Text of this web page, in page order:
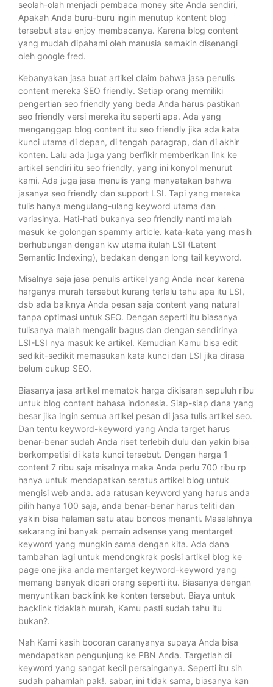
seolah-olah menjadi pembaca money site Anda sendiri,
Apakah Anda buru-buru ingin menutup kontent blog
tersebut atau enjoy membacanya. Karena blog content
yang mudah dipahami oleh manusia semakin disenangi
oleh google fred.
Kebanyakan jasa buat artikel claim bahwa jasa penulis
content mereka SEO friendly. Setiap orang memiliki
pengertian seo friendly yang beda Anda harus pastikan
seo friendly versi mereka itu seperti apa. Ada yang
menganggap blog content itu seo friendly jika ada kata
kunci utama di depan, di tengah paragrap, dan di akhir
konten. Lalu ada juga yang berfikir memberikan link ke
artikel sendiri itu seo friendly, yang ini konyol menurut
kami. Ada juga jasa menulis yang menyatakan bahwa
jasanya seo friendly dan support LSI. Tapi yang mereka
tulis hanya mengulang-ulang keyword utama dan
variasinya. Hati-hati bukanya seo friendly nanti malah
masuk ke golongan spammy article. kata-kata yang masih
berhubungan dengan kw utama itulah LSI (Latent
Semantic Indexing), bedakan dengan long tail keyword.
Misalnya saja jasa penulis artikel yang Anda incar karena
harganya murah tersebut kurang terlalu tahu apa itu LSI,
dsb ada baiknya Anda pesan saja content yang natural
tanpa optimasi untuk SEO. Dengan seperti itu biasanya
tulisanya malah mengalir bagus dan dengan sendirinya
LSI-LSI nya masuk ke artikel. Kemudian Kamu bisa edit
sedikit-sedikit memasukan kata kunci dan LSI jika dirasa
belum cukup SEO.
Biasanya jasa artikel mematok harga dikisaran sepuluh ribu
untuk blog content bahasa indonesia. Siap-siap dana yang
besar jika ingin semua artikel pesan di jasa tulis artikel seo.
Dan tentu keyword-keyword yang Anda target harus
benar-benar sudah Anda riset terlebih dulu dan yakin bisa
berkompetisi di kata kunci tersebut. Dengan harga 1
content 7 ribu saja misalnya maka Anda perlu 700 ribu rp
hanya untuk mendapatkan seratus artikel blog untuk
mengisi web anda. ada ratusan keyword yang harus anda
pilih hanya 100 saja, anda benar-benar harus teliti dan
yakin bisa halaman satu atau boncos menanti. Masalahnya
sekarang ini banyak pemain adsense yang mentarget
keyword yang mungkin sama dengan kita. Ada dana
tambahan lagi untuk mendongkrak posisi artikel blog ke
page one jika anda mentarget keyword-keyword yang
memang banyak dicari orang seperti itu. Biasanya dengan
menyuntikan backlink ke konten tersebut. Biaya untuk
backlink tidaklah murah, Kamu pasti sudah tahu itu
bukan?.
Nah Kami kasih bocoran caranyanya supaya Anda bisa
mendapatkan pengunjung ke PBN Anda. Targetlah di
keyword yang sangat kecil persainganya. Seperti itu sih
sudah pahamlah pak!. sabar, ini tidak sama, biasanya kan